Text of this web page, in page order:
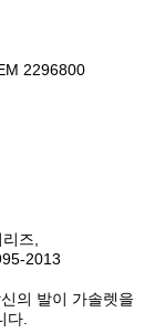
2296800
즈,
2013
의 발이 가솔렛을
다.